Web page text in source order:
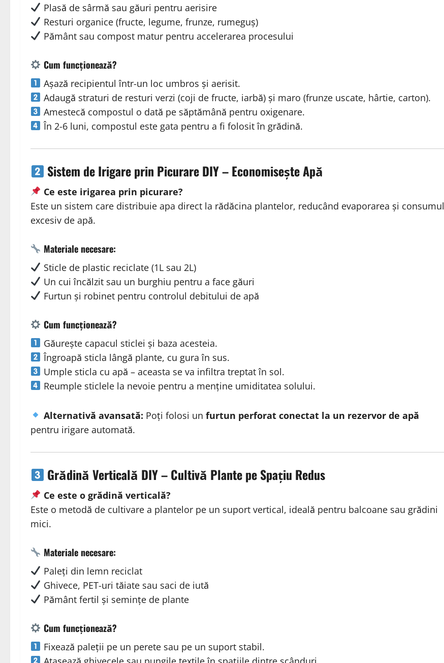
Plasă de sârmă sau găuri pentru aerisire
Resturi organice (fructe, legume, frunze, rumeguș)
Pământ sau compost matur pentru accelerarea procesului
Cum funcționează?
Așază recipientul într-un loc umbros și aerisit.
Adaugă straturi de resturi verzi (coji de fructe, iarbă) și maro (frunze uscate, hârtie, carton).
Amestecă compostul o dată pe săptămână pentru oxigenare.
În 2-6 luni, compostul este gata pentru a fi folosit în grădină.
Sistem de Irigare prin Picurare DIY – Economisește Apă
Ce este irigarea prin picurare?
Este un sistem care distribuie apa direct la rădăcina plantelor, reducând evaporarea și consumul
excesiv de apă.
Materiale necesare:
Sticle de plastic reciclate (1L sau 2L)
Un cui încălzit sau un burghiu pentru a face găuri
Furtun și robinet pentru controlul debitului de apă
Cum funcționează?
Găurește capacul sticlei și baza acesteia.
Îngroapă sticla lângă plante, cu gura în sus.
Umple sticla cu apă – aceasta se va infiltra treptat în sol.
Reumple sticlele la nevoie pentru a menține umiditatea solului.
Alternativă avansată: Poți folosi un furtun perforat conectat la un rezervor de apă
pentru irigare automată.
Grădină Verticală DIY – Cultivă Plante pe Spațiu Redus
Ce este o grădină verticală?
Este o metodă de cultivare a plantelor pe un suport vertical, ideală pentru balcoane sau grădini
mici.
Materiale necesare:
Paleți din lemn reciclat
Ghivece, PET-uri tăiate sau saci de iută
Pământ fertil și semințe de plante
Cum funcționează?
Fixează paleții pe un perete sau pe un suport stabil.